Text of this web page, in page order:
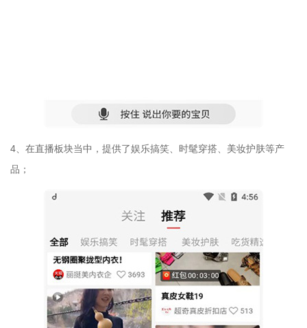
4、在直播板块当中，提供了娱乐搞笑、时髦穿搭、美妆护肤等产
品；